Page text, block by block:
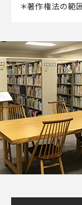
＊著作権法の範